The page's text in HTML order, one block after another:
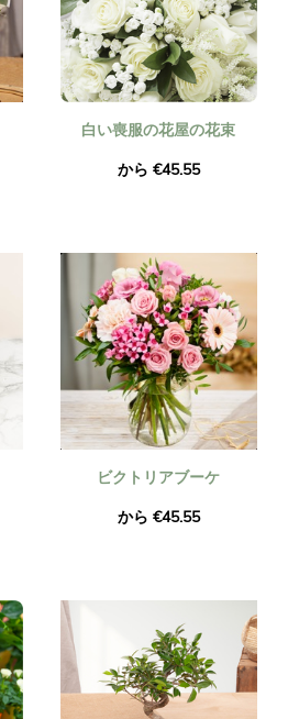
白い喪服の花屋の花束
から €45.55
ビクトリアブーケ
から €45.55